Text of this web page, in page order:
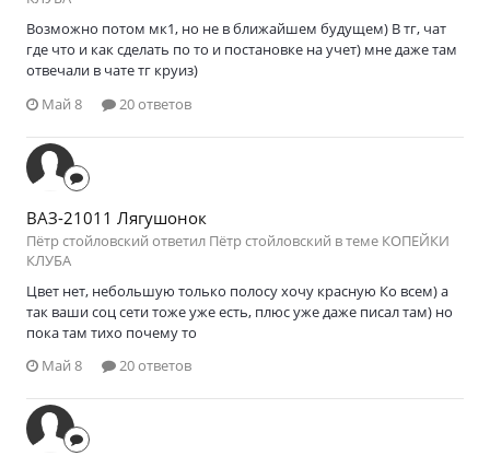
Возможно потом мк1, но не в ближайшем будущем) В тг, чат
где что и как сделать по то и постановке на учет) мне даже там
отвечали в чате тг круиз)
Май 8
20 ответов
ВАЗ-21011 Лягушонок
Пётр стойловский ответил Пётр стойловский в теме КОПЕЙКИ
КЛУБА
Цвет нет, небольшую только полосу хочу красную Ко всем) а
так ваши соц сети тоже уже есть, плюс уже даже писал там) но
пока там тихо почему то
Май 8
20 ответов